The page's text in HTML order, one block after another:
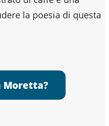
la poesia di questa
Moretta?